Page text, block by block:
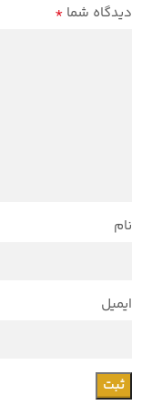
دیدگاه شما *
نام
ایمیل